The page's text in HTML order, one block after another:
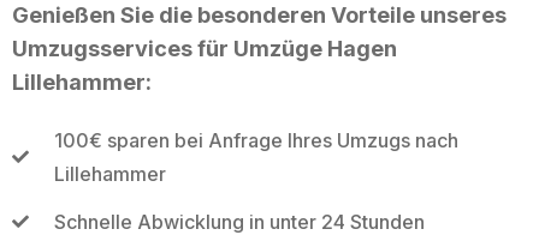
Genießen Sie die besonderen Vorteile unseres
Umzugsservices für Umzüge Hagen
Lillehammer:
100€ sparen bei Anfrage Ihres Umzugs nach
Lillehammer
Schnelle Abwicklung in unter 24 Stunden